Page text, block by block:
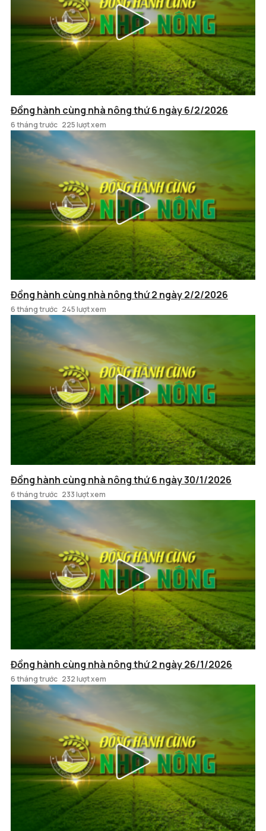
Đồng hành cùng nhà nông thứ 6 ngày 6/2/2026
6 tháng trước 225 lượt xem
Đồng hành cùng nhà nông thứ 2 ngày 2/2/2026
6 tháng trước 245 lượt xem
Đồng hành cùng nhà nông thứ 6 ngày 30/1/2026
6 tháng trước 233 lượt xem
Đồng hành cùng nhà nông thứ 2 ngày 26/1/2026
6 tháng trước 232 lượt xem